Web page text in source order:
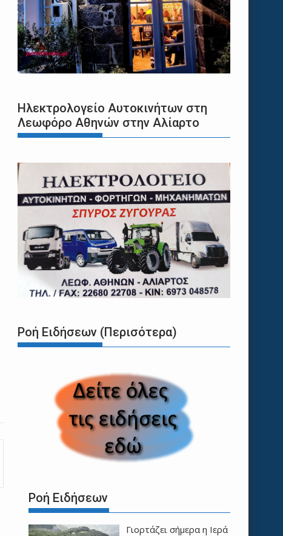
Ηλεκτρολογείο Αυτοκινήτων στη
Λεωφόρο Αθηνών στην Αλίαρτο
Ροή Ειδήσεων (Περισότερα)
Ροή Ειδήσεων
Γιορτάζει σήμερα η Ιερά